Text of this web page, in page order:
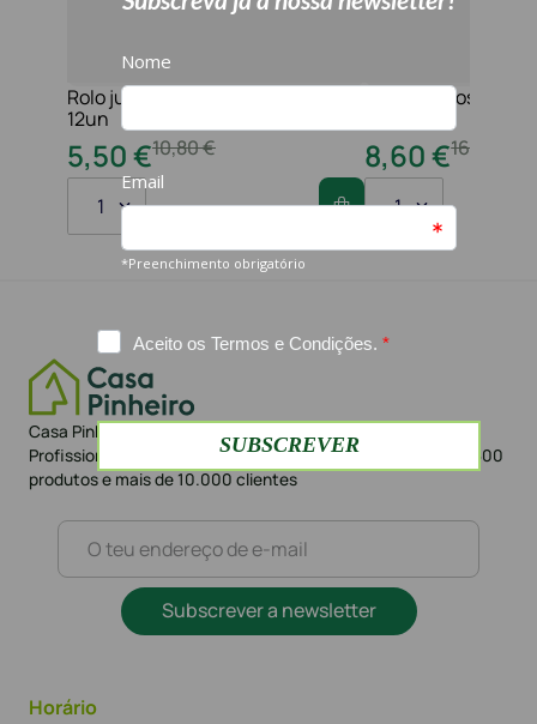
Rolo jumbo pasta 2f 210 serviços
12un
10,80€
5,50€
1
Toalha maos 2f
16
8,60€
1
Casa Pinheiro referência em Portugal no sector da Higiene
Profissional há mais de 42 anos. Loja Online com mais de 1.500
produtos e mais de 10.000 clientes
Subscrever a newsletter
Horário